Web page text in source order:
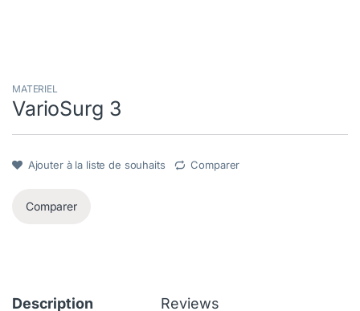
MATERIEL
VarioSurg 3
Ajouter à la liste de souhaits Comparer
Comparer
Description Reviews